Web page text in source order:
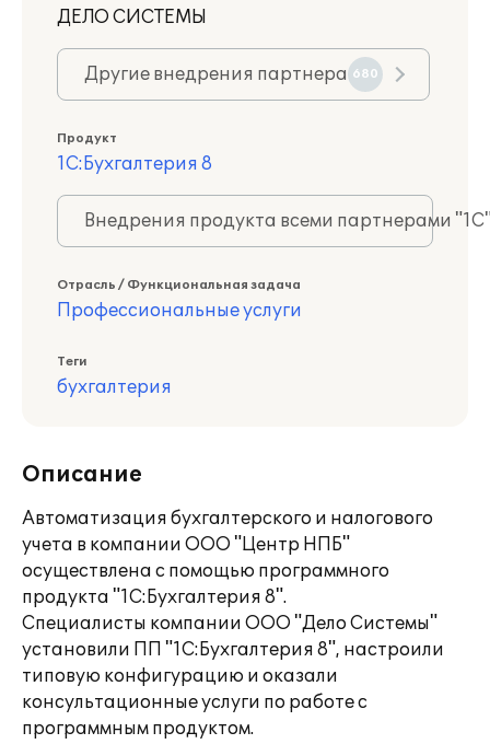
ДЕЛО СИСТЕМЫ
Другие внедрения партнера 680
Продукт
1С:Бухгалтерия 8
Внедрения продукта всеми партнерами
Отрасль / Функциональная задача
Профессиональные услуги
Теги
бухгалтерия
Описание
Автоматизация бухгалтерского и налогового
учета в компании ООО "Центр НПБ"
осуществлена с помощью программного
продукта "1С:Бухгалтерия 8".
Специалисты компании ООО "Дело Системы"
установили ПП "1С:Бухгалтерия 8", настроили
типовую конфигурацию и оказали
консультационные услуги по работе с
программным продуктом.